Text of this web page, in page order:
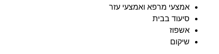
אמצעי מרפא ואמצעי עזר
סיעוד בבית
אשפוז
שיקום